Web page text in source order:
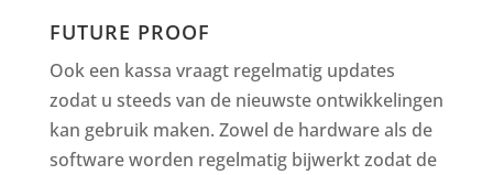
FUTURE PROOF
Ook een kassa vraagt regelmatig updates
zodat u steeds van de nieuwste ontwikkelingen
kan gebruik maken. Zowel de hardware als de
software worden regelmatig bijwerkt zodat de